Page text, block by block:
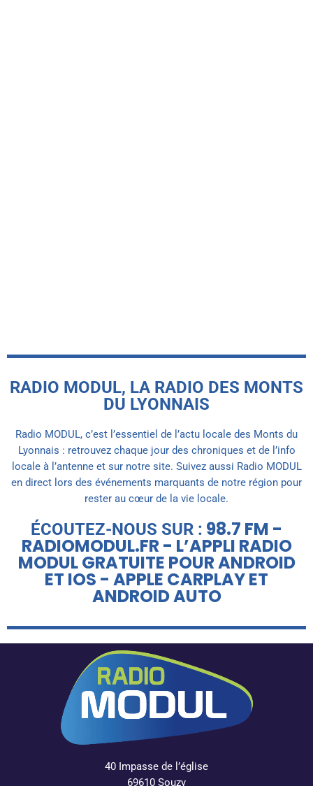
RADIO MODUL, LA RADIO DES MONTS
DU LYONNAIS
Radio MODUL, c’est l’essentiel de l’actu locale des Monts du
Lyonnais : retrouvez chaque jour des chroniques et de l’info
locale à l’antenne et sur notre site. Suivez aussi Radio MODUL
en direct lors des événements marquants de notre région pour
rester au cœur de la vie locale.
ÉCOUTEZ-NOUS SUR : 98.7 FM -
RADIOMODUL.FR - L’APPLI RADIO
MODUL GRATUITE POUR ANDROID
ET IOS - APPLE CARPLAY ET
ANDROID AUTO
40 Impasse de l’église
69610 Souzy